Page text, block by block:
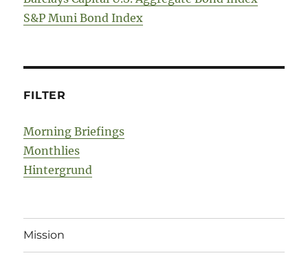
S&P Muni Bond Index
FILTER
Morning Briefings
Monthlies
Hintergrund
Mission